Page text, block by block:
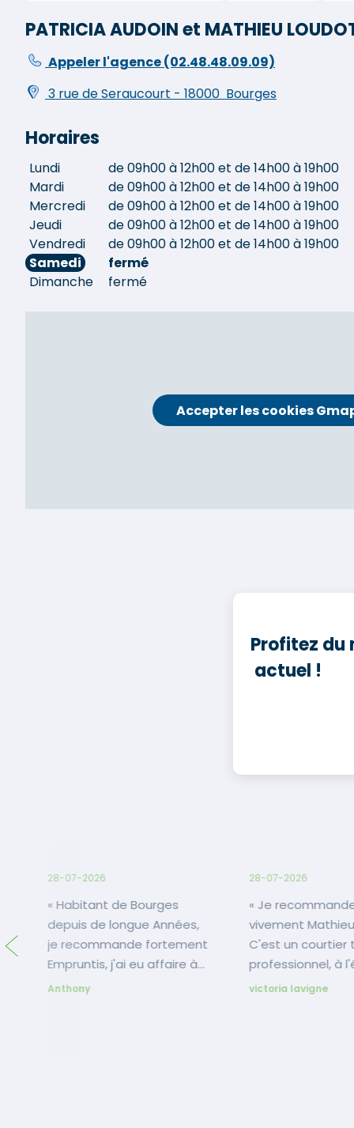
PATRICIA AUDOIN et MATHIEU
Appeler l'agence(02.48.48.09.09)
3 rue de Seraucourt - 18000 Bourges
Horaires
Lundi
de 09h00 à 12h00 et de 14h00 à 19h00
Mardi
de 09h00 à 12h00 et de 14h00 à 19h00
Mercredi
de 09h00 à 12h00 et de 14h00 à 19h00
Jeudi
de 09h00 à 12h00 et de 14h00 à 19h00
Vendredi
de 09h00 à 12h00 et de 14h00 à 19h00
Samedi
fermé
Dimanche
fermé
Accepter les cookies
Profitez du
actuel !
28-07-2026
« Habitant de Bourges
depuis de longue Années,
je recommande fortement
Empruntis, j'ai eu affaire à
Mr Loudot pour mon projet
Anthony
28-07-2026
« Je recommande
vivement
C'est un courtier
professionnel, à
toujours de bon
victoria lavigne